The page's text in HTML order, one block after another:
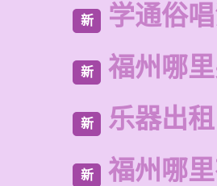
新 学通俗
新 福州哪
新 乐器出
新 福州哪